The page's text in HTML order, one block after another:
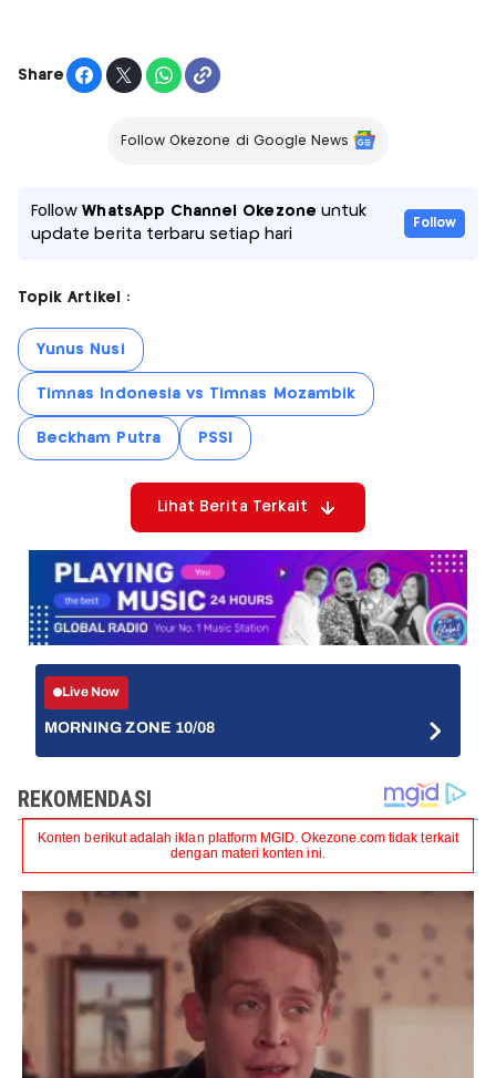
Share
Follow Okezone di Google News
FollowWhatsApp Channel Okezone untuk
update berita terbaru setiap hari
Follow
Topik Artikel :
Yunus Nusi
Timnas Indonesia vs Timnas Mozambik
Beckham Putra PSSI
Lihat Berita Terkait
Live Now
MORNING ZONE 10/08